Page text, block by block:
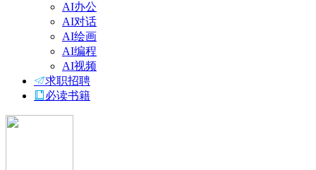
AI办公
AI对话
AI绘画
AI编程
AI视频
求职招聘
必读书籍